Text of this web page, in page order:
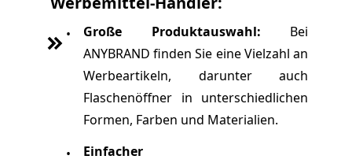
• Große Produktauswahl: Bei
ANYBRAND finden Sie eine Vielzahl an
Werbeartikeln, darunter auch
Flaschenöffner in unterschiedlichen
Formen, Farben und Materialien.
•
Einfacher